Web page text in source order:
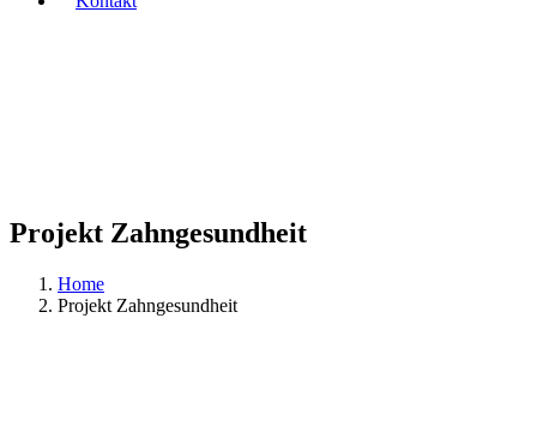
Projekt Zahngesundheit
Home
Projekt Zahngesundheit